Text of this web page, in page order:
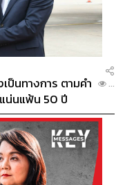
ป็นทางการ ตามคำ
น่นแฟ้น 50 ปี
...